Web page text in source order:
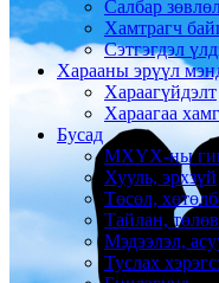
Салбар
Хамтрагч
Сэтгэгдэл
Харааны эрүүл
Хараагүйдэлт
Хараагаа
Бусад
МХҮХ-ны
Хууль, эрхзүй
Төсөл,
Тайлан,
Мэдээлэл,
Туслах